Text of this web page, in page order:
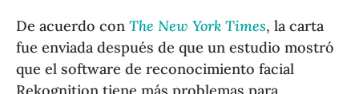
De acuerdo conThe New York Times, la carta
fue enviada después de que un estudio mostró
que el software de reconocimiento facial